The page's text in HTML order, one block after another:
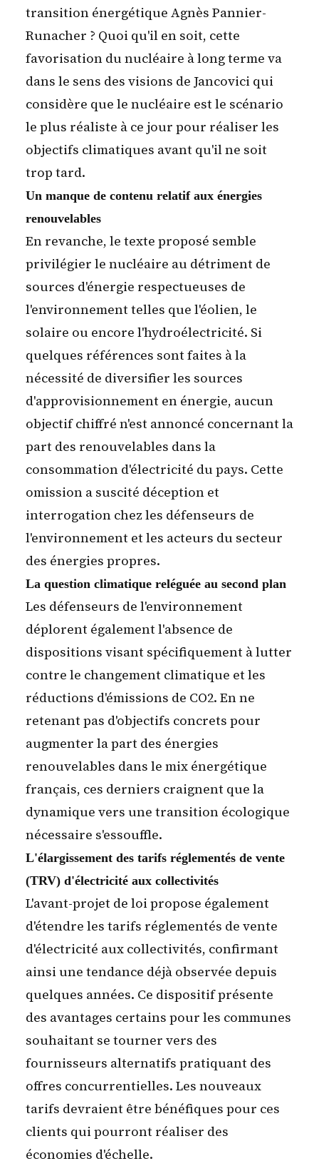
transition énergétique Agnès Pannier-
Runacher ? Quoi qu'il en soit, cette
favorisation du nucléaire à long terme va
dans le sens des visions de Jancovici qui
considère que le nucléaire est le scénario
le plus réaliste à ce jour pour réaliser les
objectifs climatiques avant qu'il ne soit
trop tard.
Un manque de contenu relatif aux énergies
renouvelables
En revanche, le texte proposé semble
privilégier le nucléaire au détriment de
sources d'énergie respectueuses de
l'environnement telles que l'éolien, le
solaire ou encore l'hydroélectricité. Si
quelques références sont faites à la
nécessité de diversifier les sources
d'approvisionnement en énergie, aucun
objectif chiffré n'est annoncé concernant la
part des renouvelables dans la
consommation d'électricité du pays. Cette
omission a suscité déception et
interrogation chez les défenseurs de
l'environnement et les acteurs du secteur
des énergies propres.
La question climatique reléguée au second plan
Les défenseurs de l'environnement
déplorent également l'absence de
dispositions visant spécifiquement à lutter
contre le changement climatique et les
réductions d'émissions de CO2. En ne
retenant pas d'objectifs concrets pour
augmenter la part des énergies
renouvelables dans le mix énergétique
français, ces derniers craignent que la
dynamique vers une transition écologique
nécessaire s'essouffle.
L'élargissement des tarifs réglementés de vente
(TRV) d'électricité aux collectivités
L'avant-projet de loi propose également
d'étendre les tarifs réglementés de vente
d'électricité aux collectivités, confirmant
ainsi une tendance déjà observée depuis
quelques années. Ce dispositif présente
des avantages certains pour les communes
souhaitant se tourner vers des
fournisseurs alternatifs pratiquant des
offres concurrentielles. Les nouveaux
tarifs devraient être bénéfiques pour ces
clients qui pourront réaliser des
économies d'échelle.